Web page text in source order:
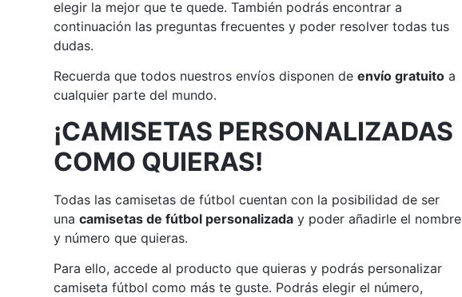
elegir la mejor que te quede. También podrás encontrar a
continuación las preguntas frecuentes y poder resolver todas tus
dudas.
Recuerda que todos nuestros envíos disponen deenvío gratuito a
cualquier parte del mundo.
¡CAMISETAS PERSONALIZADAS
COMO QUIERAS!
Todas las camisetas de fútbol cuentan con la posibilidad de ser
unacamisetas de fútbol personalizada y poder añadirle el nombre
y número que quieras.
Para ello, accede al producto que quieras y podrás personalizar
camiseta fútbol como más te guste. Podrás elegir el número,